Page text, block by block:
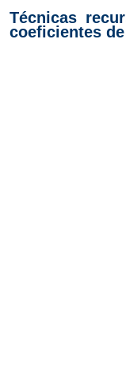
Técnicas
coeficientes